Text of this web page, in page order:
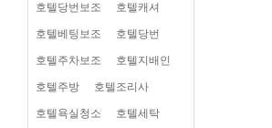
호텔당번보조 호텔캐셔
호텔베팅보조 호텔당번
호텔주차보조 호텔지배인
호텔주방 호텔조리사
호텔욕실청소 호텔세탁